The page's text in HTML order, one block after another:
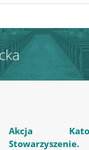
Akcja
Stowarzyszenie.